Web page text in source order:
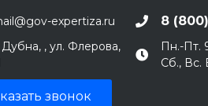
expertiza.ru 8
Дубна, , ул. Флерова,
Пн.-Пт.
Сб., Вс.
звонок